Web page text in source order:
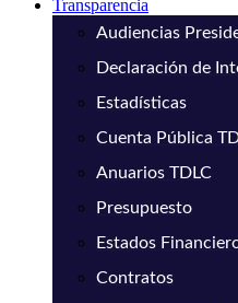
Transparencia
Audiencias
Declaración de
Estadísticas
Cuenta Pública
Anuarios TDLC
Presupuesto
Estados
Contratos